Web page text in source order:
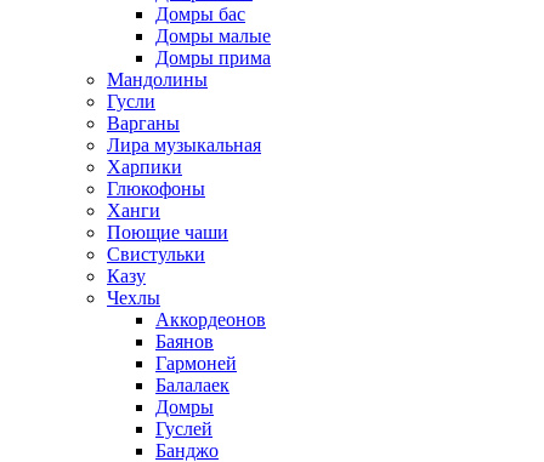
Домры бас
Домры малые
Домры прима
Мандолины
Гусли
Варганы
Лира музыкальная
Харпики
Глюкофоны
Ханги
Поющие чаши
Свистульки
Казу
Чехлы
Аккордеонов
Баянов
Гармоней
Балалаек
Домры
Гуслей
Банджо